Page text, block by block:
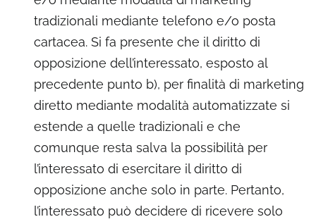
tradizionali mediante telefono e/o posta
cartacea. Si fa presente che il diritto di
opposizione dell’interessato, esposto al
precedente punto b), per finalità di marketing
diretto mediante modalità automatizzate si
estende a quelle tradizionali e che
comunque resta salva la possibilità per
l’interessato di esercitare il diritto di
opposizione anche solo in parte. Pertanto,
l’interessato può decidere di ricevere solo